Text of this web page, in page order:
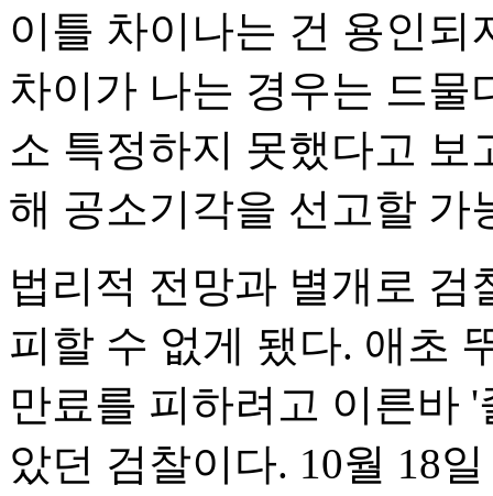
이틀 차이나는 건 용인되
차이가 나는 경우는 드물
소 특정하지 못했다고 보
해 공소기각을 선고할 가
법리적 전망과 별개로
피할 수 없게 됐다. 애초
만료를 피하려고 이른바
았던 검찰이다. 10월 18